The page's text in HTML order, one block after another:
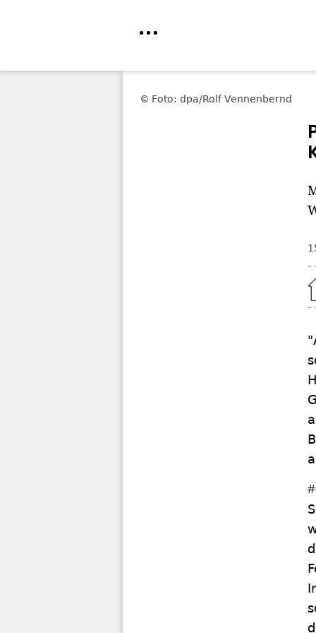
Foto: dpa/Rolf Vennenbernd